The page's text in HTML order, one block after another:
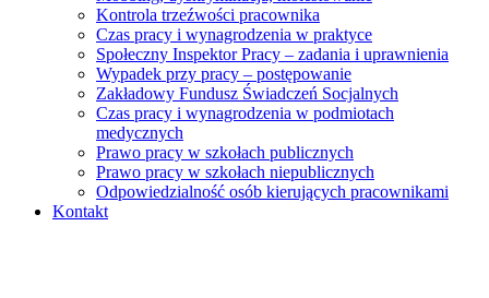
Kontrola trzeźwości pracownika
Czas pracy i wynagrodzenia w praktyce
Społeczny Inspektor Pracy – zadania i uprawnienia
Wypadek przy pracy – postępowanie
Zakładowy Fundusz Świadczeń Socjalnych
Czas pracy i wynagrodzenia w podmiotach
medycznych
Prawo pracy w szkołach publicznych
Prawo pracy w szkołach niepublicznych
Odpowiedzialność osób kierujących pracownikami
Kontakt